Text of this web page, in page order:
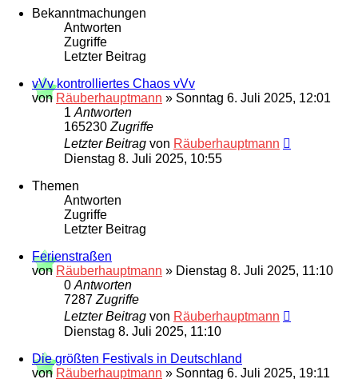
Bekanntmachungen
Antworten
Zugriffe
Letzter Beitrag
vVv kontrolliertes Chaos vVv
von Räuberhauptmann » Sonntag 6. Juli 2025, 12:01
1 Antworten
165230 Zugriffe
Letzter Beitrag von Räuberhauptmann
Dienstag 8. Juli 2025, 10:55
Themen
Antworten
Zugriffe
Letzter Beitrag
Ferienstraßen
von Räuberhauptmann » Dienstag 8. Juli 2025, 11:10
0 Antworten
7287 Zugriffe
Letzter Beitrag von Räuberhauptmann
Dienstag 8. Juli 2025, 11:10
Die größten Festivals in Deutschland
von Räuberhauptmann » Sonntag 6. Juli 2025, 19:11